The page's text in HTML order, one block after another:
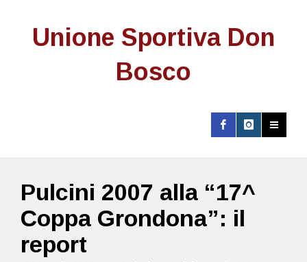
Unione Sportiva Don
Bosco
Pulcini 2007 alla “17^
Coppa Grondona”: il
report